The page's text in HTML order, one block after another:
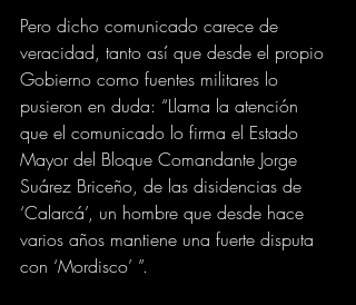
Pero dicho comunicado carece de
veracidad, tanto así que desde el propio
Gobierno como fuentes militares lo
pusieron en duda: “Llama la atención
que el comunicado lo firma el Estado
Mayor del Bloque Comandante Jorge
Suárez Briceño, de las disidencias de
‘Calarcá’, un hombre que desde hace
varios años mantiene una fuerte disputa
con ‘Mordisco’ ”.